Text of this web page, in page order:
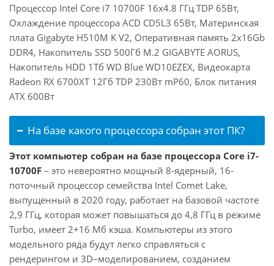
Процессор Intel Core i7 10700F 16x4.8 ГГц TDP 65Вт,
Охлаждение процессора ACD CD5L3 65Вт, Материнская
плата Gigabyte H510M K V2, Оперативная память 2x16Gb
DDR4, Накопитель SSD 500Гб M.2 GIGABYTE AORUS,
Накопитель HDD 1Тб WD Blue WD10EZEX, Видеокарта
Radeon RX 6700XT 12Гб TDP 230Вт mP60, Блок питания
ATX 600Вт
На базе какого процессора собран этот ПК?
Этот компьютер собран на базе процессора Core i7-
10700F – это невероятно мощный 8-ядерный, 16-
поточный процессор семейства Intel Comet Lake,
выпущенный в 2020 году, работает на базовой частоте
2,9 ГГц, которая может повышаться до 4,8 ГГц в режиме
Turbo, имеет 2+16 Мб кэша. Компьютеры из этого
модельного ряда будут легко справляться с
рендерингом и 3D–моделированием, созданием